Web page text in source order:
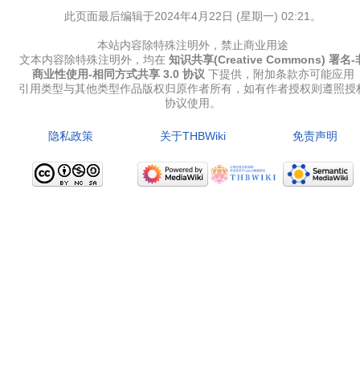
此页面最后编辑于2024年4月22日 (星期一) 02:21。
本站内容除特殊注明外，禁止商业用途
文本内容除特殊注明外，均在 知识共享(Creative Commons) 署名-
商业性使用-相同方式共享 3.0 协议 下提供，附加条款亦可能应用
引用类型与其他类型作品版权归原作者所有，如有作者授权则遵照授
协议使用。
隐私政策 关于THBWiki 免责声明